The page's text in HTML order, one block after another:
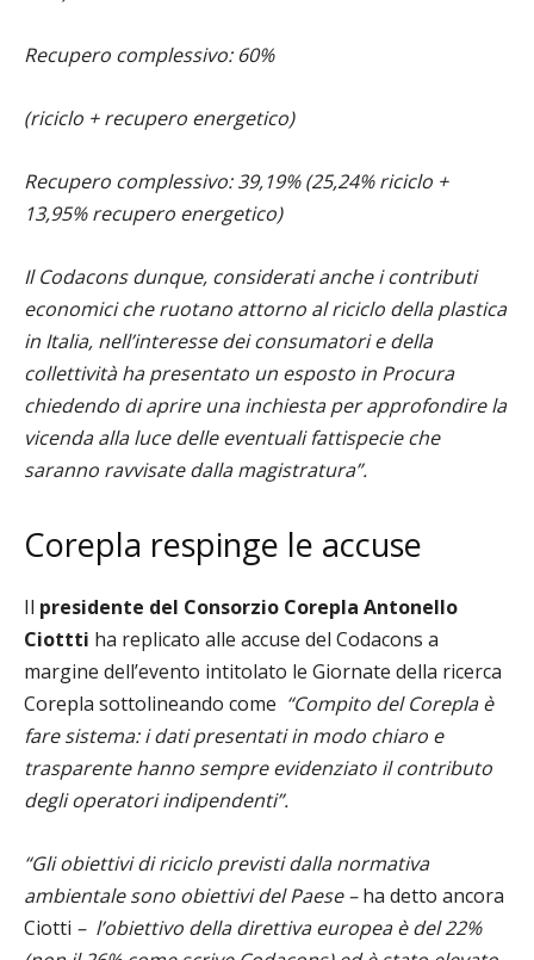
Recupero complessivo: 60%
(riciclo + recupero energetico)
Recupero complessivo: 39,19% (25,24% riciclo +
13,95% recupero energetico)
Il Codacons dunque, considerati anche i contributi
economici che ruotano attorno al riciclo della plastica
in Italia, nell’interesse dei consumatori e della
collettività ha presentato un esposto in Procura
chiedendo di aprire una inchiesta per approfondire la
vicenda alla luce delle eventuali fattispecie che
saranno ravvisate dalla magistratura”.
Corepla respinge le accuse
Il presidente del Consorzio Corepla Antonello
Ciottti ha replicato alle accuse del Codacons a
margine dell’evento intitolato le Giornate della ricerca
Corepla sottolineando come “Compito del Corepla è
fare sistema: i dati presentati in modo chiaro e
trasparente hanno sempre evidenziato il contributo
degli operatori indipendenti”.
“Gli obiettivi di riciclo previsti dalla normativa
ambientale sono obiettivi del Paese –ha detto ancora
Ciotti –l’obiettivo della direttiva europea è del 22%